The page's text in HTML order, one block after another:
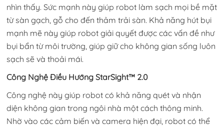
nhìn thấy. Sức mạnh này giúp robot làm sạch mọi bề mặt
từ sàn gạch, gỗ cho đến thảm trải sàn. Khả năng hút bụi
mạnh mẽ này giúp robot giải quyết được các vấn đề như
bụi bẩn từ môi trường, giúp giữ cho không gian sống luôn
sạch sẽ và thoải mái.
Công Nghệ Điều Hướng StarSight™ 2.0
Công nghệ này giúp robot có khả năng quét và nhận
diện không gian trong ngôi nhà một cách thông minh.
Nhờ vào các cảm biến và camera hiện đại, robot có thể